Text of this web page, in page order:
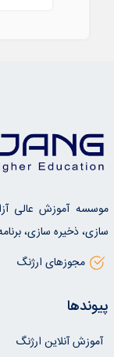
موسسه آموزش عالی
سازی، ذخیره سازی،
مجوزهای ارژنگ
پیوندها
آموزش آنلاین ارژنگ